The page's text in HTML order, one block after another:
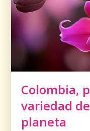
Colombia,
variedad
planeta